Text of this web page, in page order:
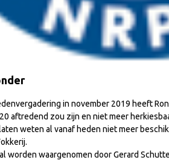
in november 2019 heeft
aftredend zou zijn en niet meer
weten al vanaf heden niet meer
worden waargenomen door Gerard